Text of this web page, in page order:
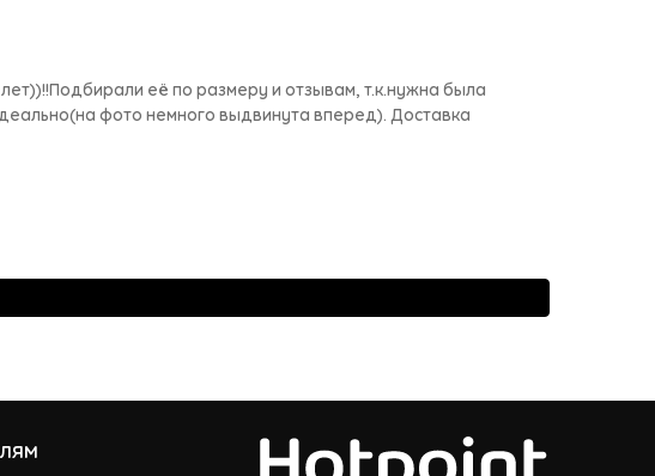
её по размеру и отзывам, т.к.нужна была
фото немного выдвинута вперед). Доставка